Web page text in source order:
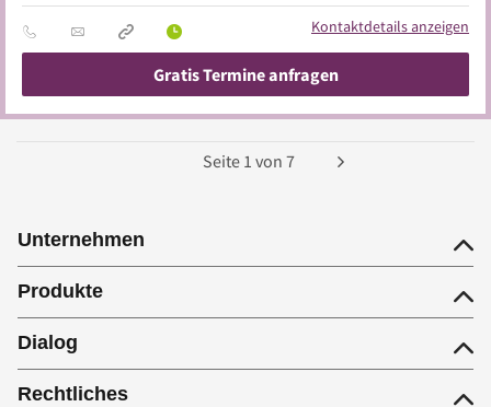
Kontaktdetails anzeigen
Gratis Termine anfragen
Seite 1 von 7
Unternehmen
Produkte
Dialog
Rechtliches